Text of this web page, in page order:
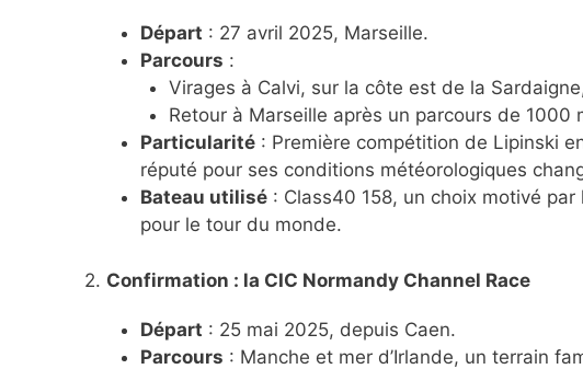
Départ : 27 avril 2025, Marseille.
Parcours :
Virages à Calvi, sur la côte est de la
Retour à Marseille après un parcours de 1000
Particularité : Première compétition de Lipinski
réputé pour ses conditions météorologiques
Bateau utilisé : Class40 158, un choix motivé
pour le tour du monde.
2. Confirmation : la CIC Normandy Channel Race
Départ : 25 mai 2025, depuis Caen.
Parcours : Manche et mer d’Irlande, un terrain